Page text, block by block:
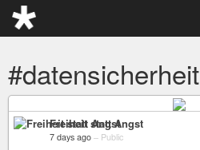
#datensicherheit
Freiheit statt Angst
7 days ago – Public